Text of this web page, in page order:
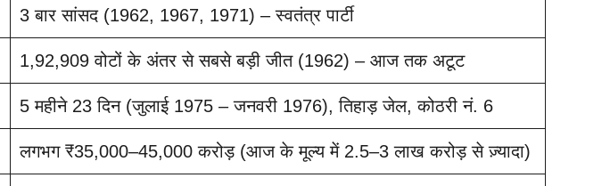
3 बार सांसद (1962, 1967, 1971) – स्वतंत्र पार्टी
1,92,909 वोटों के अंतर से सबसे बड़ी जीत (1962) – आज तक अटूट
5 महीने 23 दिन (जुलाई 1975 – जनवरी 1976), तिहाड़ जेल, कोठरी नं. 6
लगभग ₹35,000–45,000 करोड़ (आज के मूल्य में 2.5–3 लाख करोड़ से ज़्यादा)